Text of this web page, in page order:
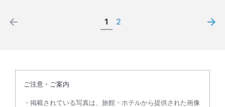
1 2
ご注意・ご案内
掲載されている写真は、旅館・ホテルから提供された画像